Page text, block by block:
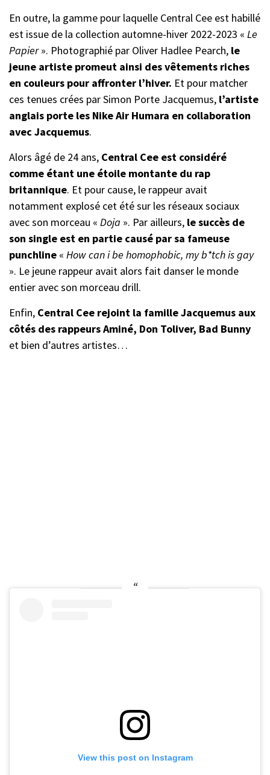
En outre, la gamme pour laquelle Central Cee est habillé
est issue de la collection automne-hiver 2022-2023 « Le
Papier». Photographié par Oliver Hadlee Pearch, le
jeune artiste promeut ainsi des vêtements riches
en couleurs pour affronter l’hiver. Et pour matcher
ces tenues crées par Simon Porte Jacquemus, l’artiste
anglais porte les Nike Air Humara en collaboration
avec Jacquemus.
Alors âgé de 24 ans, Central Cee est considéré
comme étant une étoile montante du rap
britannique. Et pour cause, le rappeur avait
notamment explosé cet été sur les réseaux sociaux
avec son morceau « Doja ». Par ailleurs, le succès de
son single est en partie causé par sa fameuse
punchline « How can i be homophobic, my b*tch is gay
». Le jeune rappeur avait alors fait danser le monde
entier avec son morceau drill.
Enfin, Central Cee rejoint la famille Jacquemus aux
côtés des rappeurs Aminé, Don Toliver, Bad Bunny
et bien d’autres artistes…
View this post on Instagram